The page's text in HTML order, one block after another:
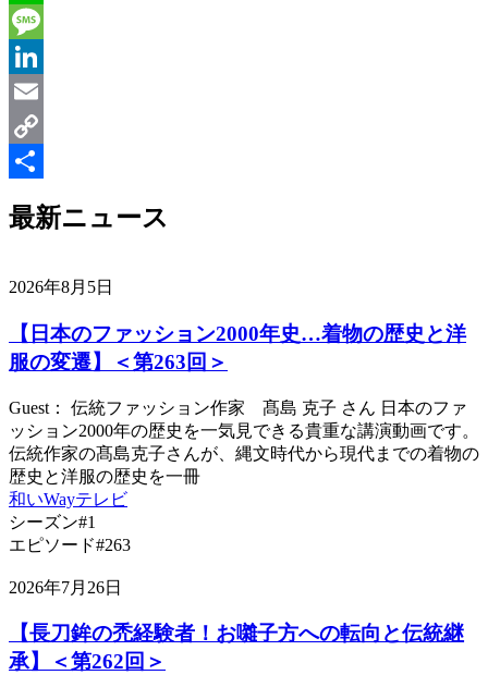
最新ニュース
2026年8月5日
【日本のファッション2000年史…着物の歴史と洋
服の変遷】＜第263回＞
Guest： 伝統ファッション作家 髙島 克子 さん 日本のファ
ッション2000年の歴史を一気見できる貴重な講演動画です。
伝統作家の髙島克子さんが、縄文時代から現代までの着物の
歴史と洋服の歴史を一冊
和いWayテレビ
シーズン#1
エピソード#263
2026年7月26日
【長刀鉾の禿経験者！お囃子方への転向と伝統継
承】＜第262回＞